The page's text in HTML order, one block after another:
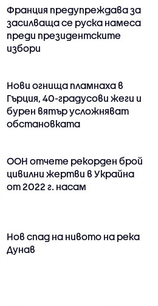
Франция предупреждава за
засилваща се руска намеса
преди президентските
избори
Нови огнища пламнаха в
Гърция, 40-градусови жеги и
бурен вятър усложняват
обстановката
ООН отчете рекорден брой
цивилни жертви в Украйна
от 2022 г. насам
Нов спад на нивото на река
Дунав